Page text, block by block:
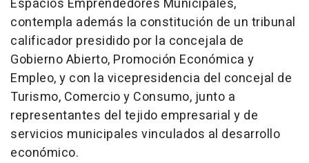
Espacios Emprendedores Municipales,
contempla además la constitución de un tribunal
calificador presidido por la concejala de
Gobierno Abierto, Promoción Económica y
Empleo, y con la vicepresidencia del concejal de
Turismo, Comercio y Consumo, junto a
representantes del tejido empresarial y de
servicios municipales vinculados al desarrollo
económico.